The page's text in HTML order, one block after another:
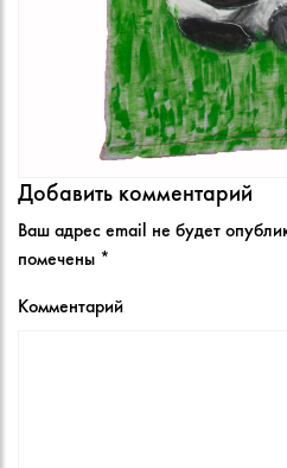
Добавить комментарий
Ваш адрес email не будет
помечены *
Комментарий